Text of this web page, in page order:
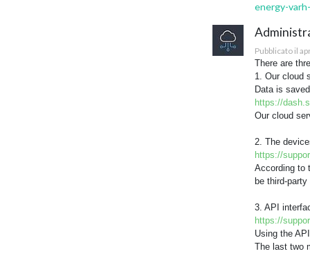
energy-
Pubblicato il
There are
1. Our cloud
Data is
https://
Our cloud
2. The
https://
According to
be third-
3. API
https://
Using the
The last two